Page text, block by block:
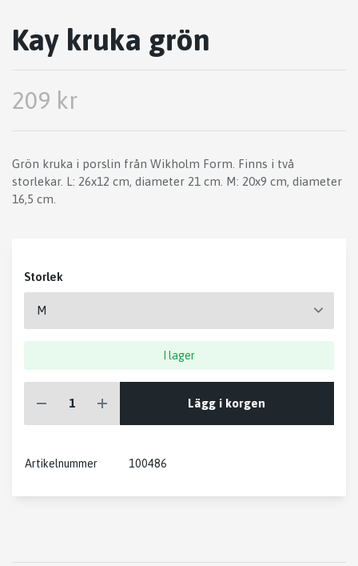
Kay kruka grön
209 kr
Grön kruka i porslin från Wikholm Form. Finns i två
storlekar. L: 26x12 cm, diameter 21 cm. M: 20x9 cm, diameter
16,5 cm.
Storlek
I lager
Lägg i korgen
Artikelnummer 100486